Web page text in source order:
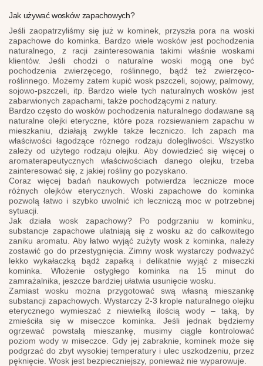
Jak używać wosków zapachowych?
Jeśli zaopatrzyliśmy się już w kominek, przyszła pora na woski
zapachowe do kominka. Bardzo wiele wosków jest pochodzenia
naturalnego, z racji zainteresowania takimi właśnie woskami
klientów. Jeśli chodzi o naturalne woski mogą one być
pochodzenia zwierzęcego, roślinnego, bądź też zwierzęco-
roślinnego. Możemy zatem kupić wosk pszczeli, sojowy, palmowy,
sojowo-pszczeli, itp. Bardzo wiele tych naturalnych wosków jest
zabarwionych zapachami, także pochodzącymi z natury.
Bardzo często do wosków pochodzenia naturalnego dodawane są
naturalne olejki eteryczne, które poza rozsiewaniem zapachu w
mieszkaniu, działają zwykle także leczniczo. Ich zapach ma
właściwości łagodzące różnego rodzaju dolegliwości. Wszystko
zależy od użytego rodzaju olejku. Aby dowiedzieć się więcej o
aromaterapeutycznych właściwościach danego olejku, trzeba
zainteresować się, z jakiej rośliny go pozyskano.
Coraz więcej badań naukowych potwierdza lecznicze moce
różnych olejków eterycznych. Woski zapachowe do kominka
pozwolą łatwo i szybko uwolnić ich leczniczą moc w potrzebnej
sytuacji.
Jak działa wosk zapachowy? Po podgrzaniu w kominku,
substancje zapachowe ulatniają się z wosku aż do całkowitego
zaniku aromatu. Aby łatwo wyjąć zużyty wosk z kominka, należy
zostawić go do przestygnięcia. Zimny wosk wystarczy podważyć
lekko wykałaczką bądź zapałką i delikatnie wyjąć z miseczki
kominka. Włożenie ostygłego kominka na 15 minut do
zamrażalnika, jeszcze bardziej ułatwia usunięcie wosku.
Zamiast wosku można przygotować swą własną mieszankę
substancji zapachowych. Wystarczy 2-3 krople naturalnego olejku
eterycznego wymieszać z niewielką ilością wody – taką, by
zmieściła się w miseczce kominka. Jeśli jednak będziemy
ogrzewać powstałą mieszankę, musimy ciągle kontrolować
poziom wody w miseczce. Gdy jej zabraknie, kominek może się
podgrzać do zbyt wysokiej temperatury i ulec uszkodzeniu, przez
pęknięcie. Wosk jest bezpieczniejszy, ponieważ nie wyparowuje.